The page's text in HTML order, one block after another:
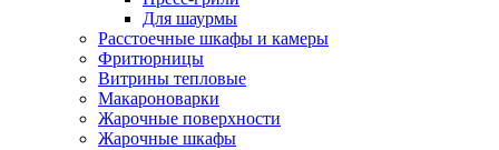
Для шаурмы
Расстоечные шкафы и камеры
Фритюрницы
Витрины тепловые
Макароноварки
Жарочные поверхности
Жарочные шкафы